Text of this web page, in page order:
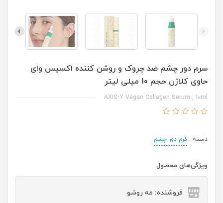
سرم دور چشم ضد چروک و روشن کننده اکسیس وای
حاوی کلاژن حجم 10 میلی لیتر
AXIS-Y Vegan Collagen Serum , 10ml
دسته :کرم دور چشم
ویژگی‌های محصول
فروشنده: مه رو‌شو